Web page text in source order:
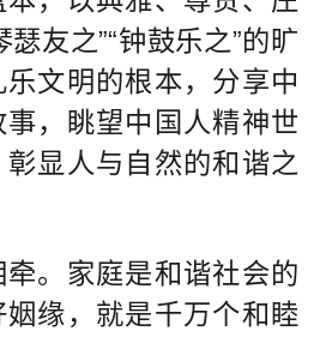
友之”“钟鼓乐之”的旷
文明的根本，分享中
，眺望中国人精神世
显人与自然的和谐之
。家庭是和谐社会的
缘，就是千万个和睦